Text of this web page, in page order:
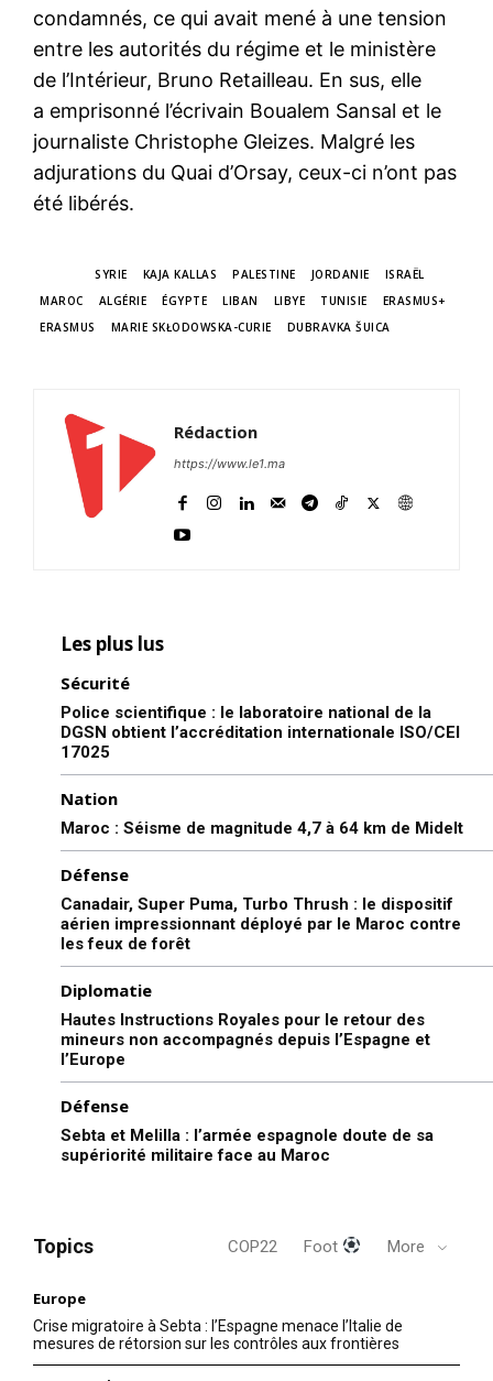
condamnés, ce qui avait mené à une tension
entre les autorités du régime et le ministère
de l’Intérieur, Bruno Retailleau. En sus, elle
a emprisonné l’écrivain Boualem Sansal et le
journaliste Christophe Gleizes. Malgré les
adjurations du Quai d’Orsay, ceux-ci n’ont pas
été libérés.
SYRIE KAJA KALLAS PALESTINE JORDANIE
ISRAËL
MAROC
ALGÉRIE ÉGYPTE LIBAN LIBYE TUNISIE
ERASMUS+
ERASMUS
MARIE SKŁODOWSKA-CURIE DUBRAVKA ŠUICA
Rédaction
https://www.le1.ma
Les plus lus
Sécurité
Police scientifique : le laboratoire national de la
DGSN obtient l’accréditation internationale ISO/CEI
17025
Nation
Maroc : Séisme de magnitude 4,7 à 64 km de Midelt
Défense
Canadair, Super Puma, Turbo Thrush : le dispositif
aérien impressionnant déployé par le Maroc contre
les feux de forêt
Diplomatie
Hautes Instructions Royales pour le retour des
mineurs non accompagnés depuis l’Espagne et
l’Europe
Défense
Sebta et Melilla : l’armée espagnole doute de sa
supériorité militaire face au Maroc
Topics COP22 Foot More
Europe
Crise migratoire à Sebta : l’Espagne menace l’Italie de
mesures de rétorsion sur les contrôles aux frontières